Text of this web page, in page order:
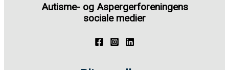
Autisme- og Aspergerforeningens
sociale medier